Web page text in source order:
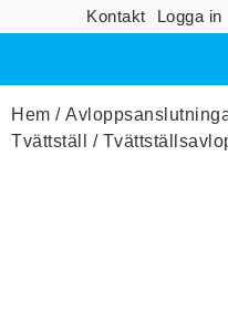
Kontakt Logga in
Hem /
Tvättställ
/